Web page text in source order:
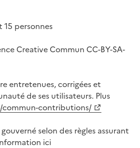
personnes
Creative Commun CC-BY-SA-
entretenues, corrigées et
de ses utilisateurs. Plus
contributions/
selon des règles assurant
ici